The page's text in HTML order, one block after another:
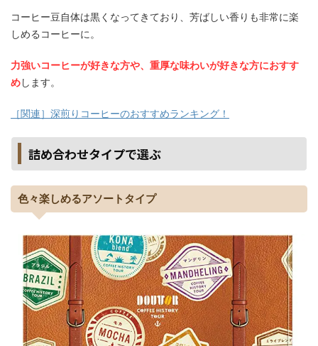
コーヒー豆自体は黒くなってきており、芳ばしい香りも非常に楽
しめるコーヒーに。
力強いコーヒーが好きな方や、重厚な味わいが好きな方におすす
めします。
［関連］深煎りコーヒーのおすすめランキング！
詰め合わせタイプで選ぶ
色々楽しめるアソートタイプ